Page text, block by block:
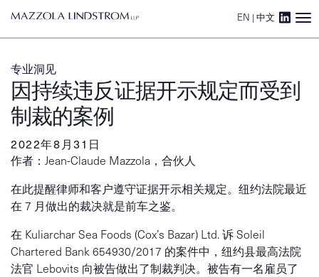
EN | 中文
Main Navigation
专业洞见
因持续违反证据开示规定而受到
制裁的案例
2022年8月31日
作者：Jean-Claude Mazzola，合伙人
在此提醒律师和客户遵守证据开示相关规定。纽约法院最近
在 7 月做出的裁决就是前车之鉴。
在 Kuliarchar Sea Foods (Cox’s Bazar) Ltd. 诉 Soleil
Chartered Bank 654930/2017 的案件中，纽约县最高法院
法官 Lebovits 向被告做出了制裁判决。被告有一名雇员了